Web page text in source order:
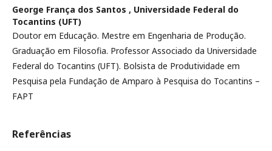
George França dos Santos , Universidade Federal do
Tocantins (UFT)
Doutor em Educação. Mestre em Engenharia de Produção.
Graduação em Filosofia. Professor Associado da Universidade
Federal do Tocantins (UFT). Bolsista de Produtividade em
Pesquisa pela Fundação de Amparo à Pesquisa do Tocantins –
FAPT
Referências